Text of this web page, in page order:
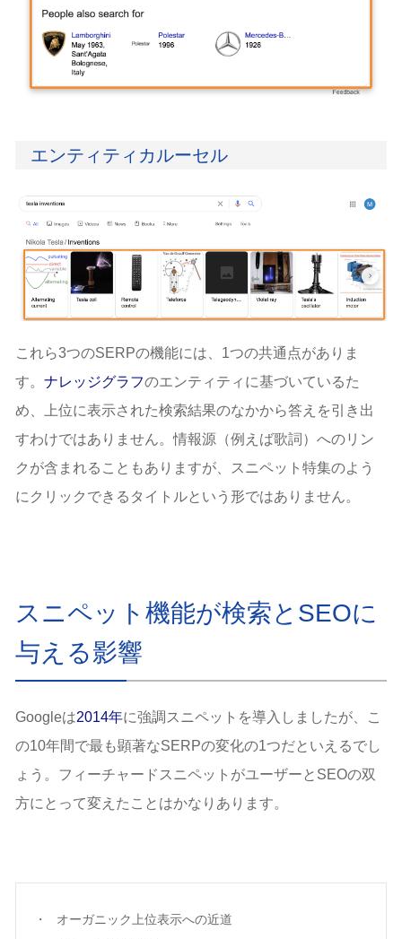
エンティティカルーセル
これら3つのSERPの機能には、1つの共通点がありま
す。 ナレッジグラフのエンティティに基づいているた
め、上位に表示された検索結果のなかから答えを引き出
すわけではありません。情報源（例えば歌詞）へのリン
クが含まれることもありますが、スニペット特集のよう
にクリックできるタイトルという形ではありません。
スニペット機能が検索とSEOに
与える影響
Googleは2014年に強調スニペットを導入しましたが、こ
の10年間で最も顕著なSERPの変化の1つだといえるでし
ょう。フィーチャードスニペットがユーザーとSEOの双
方にとって変えたことはかなりあります。
オーガニック上位表示への近道